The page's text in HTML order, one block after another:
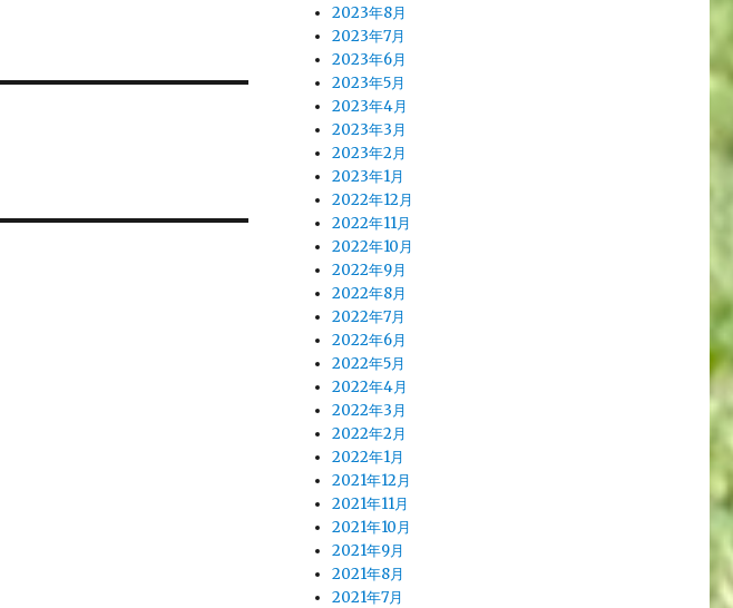
2023年8月
2023年7月
2023年6月
2023年5月
2023年4月
2023年3月
2023年2月
2023年1月
2022年12月
2022年11月
2022年10月
2022年9月
2022年8月
2022年7月
2022年6月
2022年5月
2022年4月
2022年3月
2022年2月
2022年1月
2021年12月
2021年11月
2021年10月
2021年9月
2021年8月
2021年7月